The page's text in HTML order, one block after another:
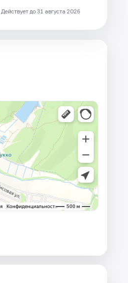
Действует до 31 августа 2026